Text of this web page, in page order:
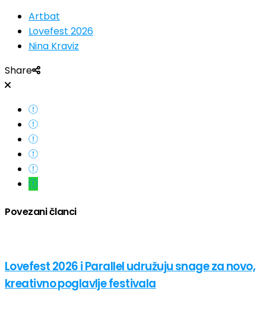
Artbat
Lovefest 2026
Nina Kraviz
Share
Povezani članci
Lovefest 2026 i Parallel udružuju snage za novo,
kreativno poglavlje festivala